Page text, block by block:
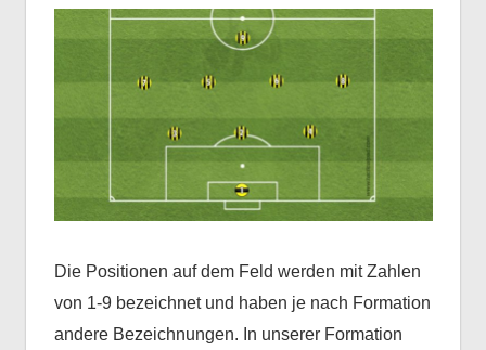
Die Positionen auf dem Feld werden mit Zahlen
von 1-9 bezeichnet und haben je nach Formation
andere Bezeichnungen. In unserer Formation